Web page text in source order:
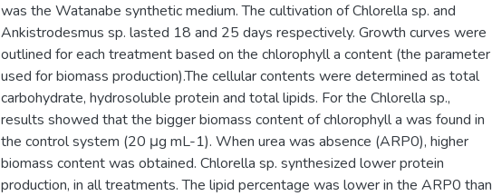
was the Watanabe synthetic medium. The cultivation of Chlorella sp. and
Ankistrodesmus sp. lasted 18 and 25 days respectively. Growth curves were
outlined for each treatment based on the chlorophyll a content (the parameter
used for biomass production).The cellular contents were determined as total
carbohydrate, hydrosoluble protein and total lipids. For the Chlorella sp.,
results showed that the bigger biomass content of chlorophyll a was found in
the control system (20 μg mL-1). When urea was absence (ARP0), higher
biomass content was obtained. Chlorella sp. synthesized lower protein
production, in all treatments. The lipid percentage was lower in the ARP0 than